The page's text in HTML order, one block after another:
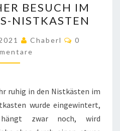
BESUCH
IM
FLEDERMAUS-
NISTKASTEN
BESUCH IM
NISTKASTEN
Chaberl
0
ruhig in den Nistkästen im
wurde eingewintert,
hängt zwar noch, wird